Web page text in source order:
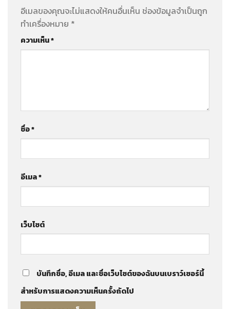
อีเมลของคุณจะไม่แสดงให้คนอื่นเห็น ช่องข้อมูลจำเป็นถูก
ทำเครื่องหมาย *
ความเห็น*
ชื่อ*
อีเมล*
เว็บไซต์
บันทึกชื่อ, อีเมล และชื่อเว็บไซต์ของฉันบนเบราว์เซอร์นี้
สำหรับการแสดงความเห็นครั้งถัดไป